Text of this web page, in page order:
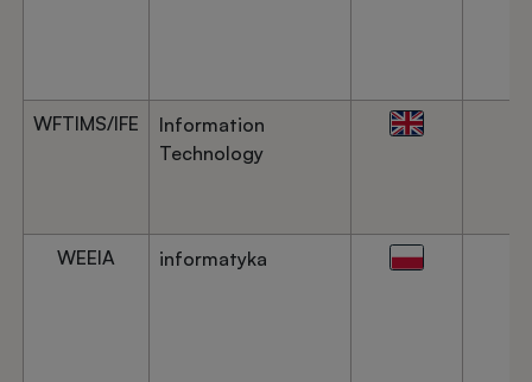
WFTIMS/IFE
Information
Technology
WEEIA informatyka